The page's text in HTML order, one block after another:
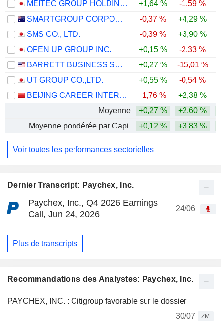
Dernier Transcript: Paychex, Inc.
Paychex, Inc., Q4 2026 Earnings
Call, Jun 24, 2026
24/06
Plus de transcripts
Recommandations des Analystes: Paychex, Inc.
PAYCHEX, INC. : Citigroup favorable sur le dossier
30/07
ZM
MEITEC GROUP HOLDINGS INC. +1,64 % -1,59 %
SMARTGROUP CORPORATION LTD
-0,37 % +4,29 %
SMS CO., LTD.
-0,39 % +3,90 %
OPEN UP GROUP INC.
+0,15 % -2,33 %
BARRETT BUSINESS SERVICES, INC.
+0,27 % -15,01 %
UT GROUP CO.,LTD.
+0,55 % -0,54 %
BEIJING CAREER INTERNATIONAL CO., LTD
-1,76 % +2,38 %
Moyenne
+0,27 % +2,60 %
Moyenne pondérée par Capi.
+0,12 % +3,83 %
Voir toutes les performances sectorielles